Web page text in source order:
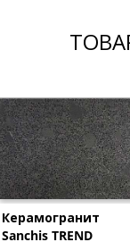
Керамогранит
Sanchis TREND